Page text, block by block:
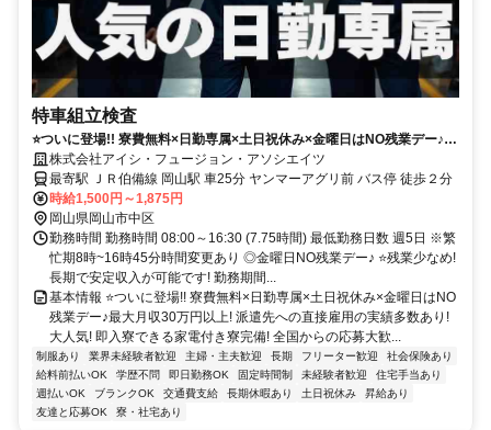
特車組立検査
⭐ついに登場!! 寮費無料×日勤専属×土日祝休み×金曜日はNO残業デー♪最
大月収30万円以上! 派遣先への直接雇用の実績多数あり! 大人気! 即入寮
できる家電付き寮完備!
株式会社アイシ・フュージョン・アソシエイツ
最寄駅 ＪＲ伯備線 岡山駅 車25分 ヤンマーアグリ前 バス停 徒歩２分
時給1,500円～1,875円
岡山県岡山市中区
勤務時間 勤務時間 08:00～16:30 (7.75時間) 最低勤務日数 週5日 ※繁
忙期8時~16時45分時間変更あり ◎金曜日NO残業デー♪ ⭐残業少なめ!
長期で安定収入が可能です! 勤務期間...
基本情報 ⭐ついに登場!! 寮費無料×日勤専属×土日祝休み×金曜日はNO
残業デー♪最大月収30万円以上! 派遣先への直接雇用の実績多数あり!
大人気! 即入寮できる家電付き寮完備! 全国からの応募大歓...
制服あり 業界未経験者歓迎 主婦・主夫歓迎 長期 フリーター歓迎
社会保険あり
給料前払いOK
学歴不問 即日勤務OK 固定時間制 未経験者歓迎
住宅手当あり
週払いOK
ブランクOK 交通費支給 長期休暇あり 土日祝休み
昇給あり
友達と応募OK
寮・社宅あり